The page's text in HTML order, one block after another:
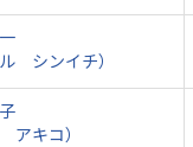
ル シンイチ）
アキコ）